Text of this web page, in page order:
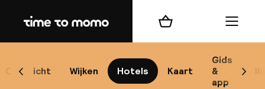
Home
Overzicht Wijken Hotels Kaart
Gids
&
app
Scroll naar links
Winkelmand Menu